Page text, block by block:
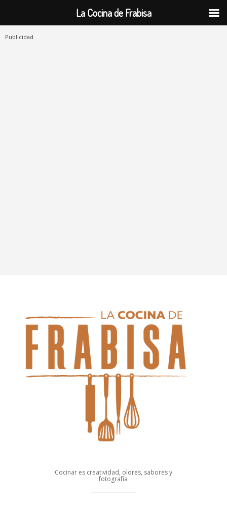
Publicidad
Cocinar es creatividad, olores, sabores y
fotografía
La Cocina de Frabisa